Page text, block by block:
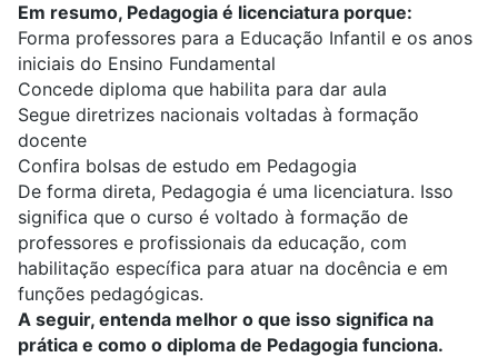
Em resumo, Pedagogia é licenciatura porque:
Forma professores para a Educação Infantil e os anos
iniciais do Ensino Fundamental
Concede diploma que habilita para dar aula
Segue diretrizes nacionais voltadas à formação
docente
Confira bolsas de estudo em Pedagogia
De forma direta, Pedagogia é uma licenciatura. Isso
significa que o curso é voltado à formação de
professores e profissionais da educação, com
habilitação específica para atuar na docência e em
funções pedagógicas.
A seguir, entenda melhor o que isso significa na
prática e como o diploma de Pedagogia funciona.